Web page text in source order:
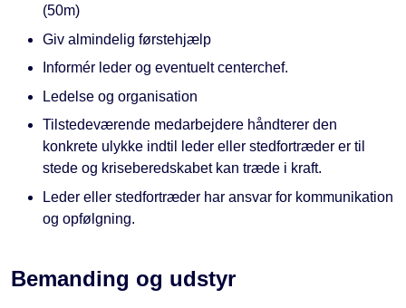
(50m)
Giv almindelig førstehjælp
Informér leder og eventuelt centerchef.
Ledelse og organisation
Tilstedeværende medarbejdere håndterer den
konkrete ulykke indtil leder eller stedfortræder er til
stede og kriseberedskabet kan træde i kraft.
Leder eller stedfortræder har ansvar for kommunikation
og opfølgning.
Bemanding og udstyr